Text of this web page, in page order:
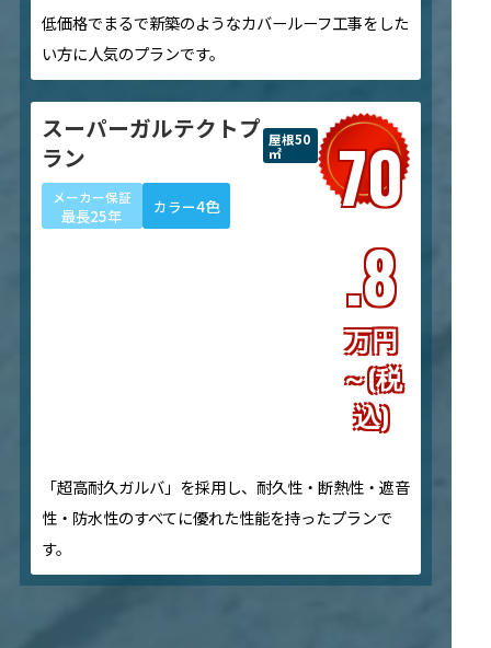
低価格でまるで新築のようなカバールーフ工事をした
い方に人気のプランです。
スーパーガルテクトプ
ラン
屋根50
㎡
メーカー保証
最長25年 カラー4色
70
.8
万円
～(税
込)
「超高耐久ガルバ」を採用し、耐久性・断熱性・遮音
性・防水性のすべてに優れた性能を持ったプランで
す。